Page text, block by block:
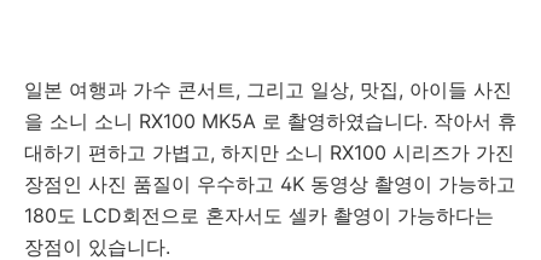
일본 여행과 가수 콘서트, 그리고 일상, 맛집, 아이들 사진
을 소니 소니 RX100 MK5A 로 촬영하였습니다. 작아서 휴
대하기 편하고 가볍고, 하지만 소니 RX100 시리즈가 가진
장점인 사진 품질이 우수하고 4K 동영상 촬영이 가능하고
180도 LCD회전으로 혼자서도 셀카 촬영이 가능하다는
장점이 있습니다.